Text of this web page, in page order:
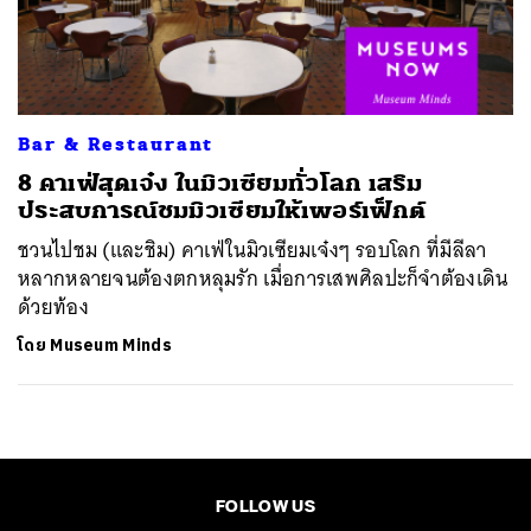
Bar & Restaurant
8 คาเฟ่สุดเจ๋ง ในมิวเซียมทั่วโลก เสริม
ประสบการณ์ชมมิวเซียมให้เพอร์เฟ็กต์
ชวนไปชม (และชิม) คาเฟ่ในมิวเซียมเจ๋งๆ รอบโลก ที่มีลีลา
หลากหลายจนต้องตกหลุมรัก เมื่อการเสพศิลปะก็จำต้องเดิน
ด้วยท้อง
โดย Museum Minds
FOLLOW US
ค้นหา
SHARE TWEET LINE EMAIL